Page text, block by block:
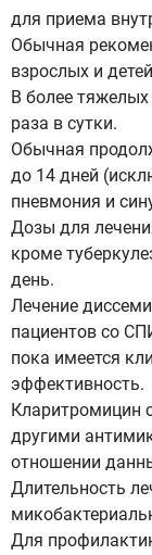
для приема
Обычная
взрослых и
В более
раза в сутки.
Обычная
до 14 дней
пневмония и
Дозы для
кроме
день.
Лечение
пациентов со
пока имеется
эффективность.
Кларитромицин
другими
отношении
Длительность
Для